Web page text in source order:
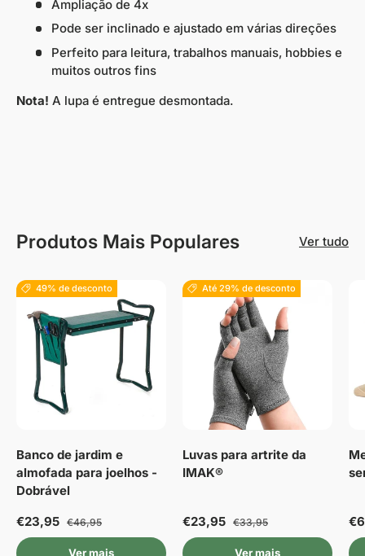
Ampliação de 4x
Pode ser inclinado e ajustado em várias direções
Perfeito para leitura, trabalhos manuais, hobbies e
muitos outros fins
Nota! A lupa é entregue desmontada.
Produtos Mais Populares Ver tudo
49% de desconto
Banco de jardim e
almofada para joelhos -
Dobrável
€23,95 €46,95
Ver mais
Até 29% de desconto
Luvas para artrite da
IMAK®
€23,95 €33,95
Ver mais